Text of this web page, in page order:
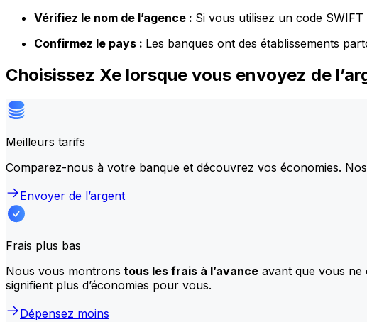
Vérifiez le nom de l’agence : Si vous utilisez un code
Confirmez le pays : Les banques ont des établissements
Choisissez Xe lorsque vous envoyez de
Meilleurs tarifs
Comparez-nous à votre banque et découvrez vos économies.
Envoyer de l’argent
Frais plus bas
Nous vous montrons tous les frais à l’avance avant que vous
signifient plus d’économies pour vous.
Dépensez moins